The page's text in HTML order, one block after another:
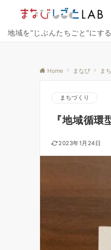
地域を”じぶんたちごと”にする
Home まなび ま
まちづくり
『地域循
2023年1月24日